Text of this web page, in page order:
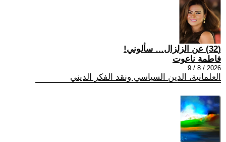
(32) عن الزلزال… سألوني!
فاطمة ناعوت
2026 / 8 / 9
العلمانية، الدين السياسي ونقد الفكر الديني